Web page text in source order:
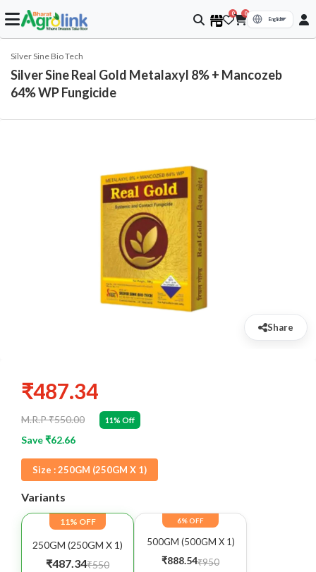
0 0
Silver Sine Bio Tech
Silver Sine Real Gold Metalaxyl 8% + Mancozeb
64% WP Fungicide
Share
₹487.34
M.R.P ₹550.00 11% Off
Save ₹62.66
Size :250GM (250GM X 1)
Variants
11% OFF
250GM (250GM X 1)
₹487.34₹550
6% OFF
500GM (500GM X 1)
₹888.54₹950